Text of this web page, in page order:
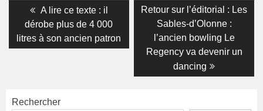
Navigation
l’article
Previous
post:
A lire ce texte : il
dérobe plus de 4 000
litres à son ancien patron
Next
post:
Retour sur l’éditorial : Les
Sables-d’Olonne :
l’ancien bowling Le
Regency va devenir un
dancing
Rechercher